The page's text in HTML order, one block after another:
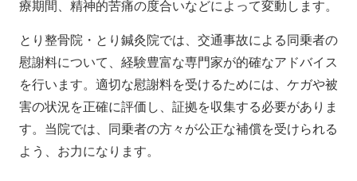
療期間、精神的苦痛の度合いなどによって変動します。
とり整骨院・とり鍼灸院では、交通事故による同乗者の
慰謝料について、経験豊富な専門家が的確なアドバイス
を行います。適切な慰謝料を受けるためには、ケガや被
害の状況を正確に評価し、証拠を収集する必要がありま
す。当院では、同乗者の方々が公正な補償を受けられる
よう、お力になります。